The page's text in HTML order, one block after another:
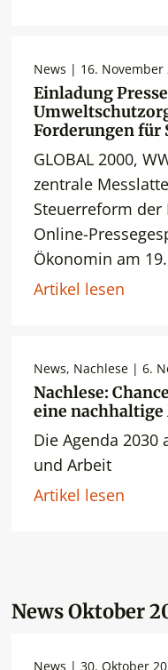
News | 16. November
Einladung
Forderungen für
GLOBAL 2000,
zentrale
Steuerreform der
Online-
Ökonomin am
Artikel lesen
News, Nachlese | 6.
Nachlese:
eine
Die Agenda
und Arbeit
Artikel lesen
News Oktober
News | 30. Oktober